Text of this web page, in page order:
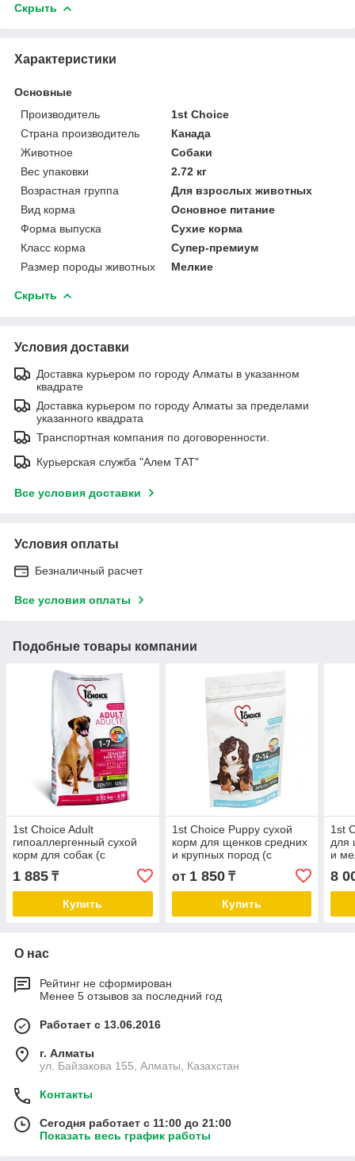
Скрыть
Характеристики
Основные
Производитель
1st Choice
Страна производитель
Канада
Животное
Собаки
Вес упаковки
2.72 кг
Возрастная группа
Для взрослых животных
Вид корма
Основное питание
Форма выпуска
Сухие корма
Класс корма
Супер-премиум
Размер породы животных
Мелкие
Скрыть
Условия доставки
Доставка курьером по городу Алматы в указанном
квадрате
Доставка курьером по городу Алматы за пределами
указанного квадрата
Транспортная компания по договоренности.
Курьерская служба "Алем ТАТ"
Все условия доставки
Условия оплаты
Безналичный расчет
Все условия оплаты
Подобные товары компании
1st Choice Adult
гипоаллергенный сухой
корм для собак (с
ягнёнком, рыбой и рисом)
350 гр
1 885 ₸
Купить
1st Choice Puppy сухой
корм для щенков средних
и крупных пород (с
от 1 850₸
Купить
1st
для
и
8
О нас
Рейтинг не сформирован
Менее 5 отзывов за последний год
Работает с 13.06.2016
г. Алматы
ул. Байзакова 155, Алматы, Казахстан
Контакты
Сегодня работает с 11:00 до 21:00
Показать весь график работы